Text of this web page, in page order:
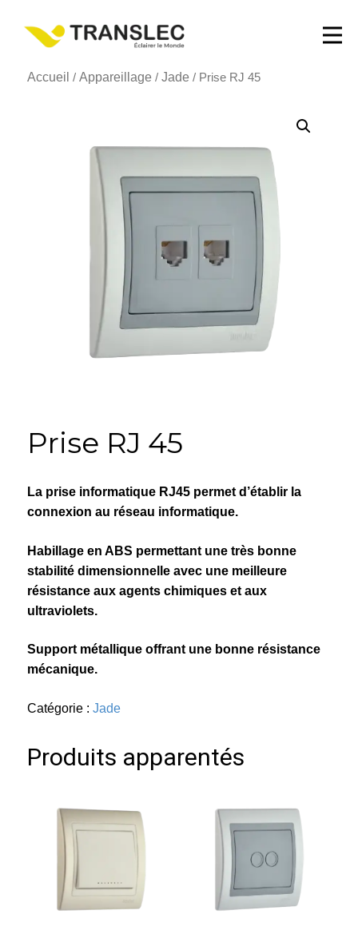
Accueil /Appareillage /Jade / Prise RJ 45
Prise RJ 45
La prise informatique RJ45 permet d’établir la
connexion au réseau informatique.
Habillage en ABS permettant une très bonne
stabilité dimensionnelle avec une meilleure
résistance aux agents chimiques et aux
ultraviolets.
Support métallique offrant une bonne résistance
mécanique.
Catégorie :Jade
Produits apparentés